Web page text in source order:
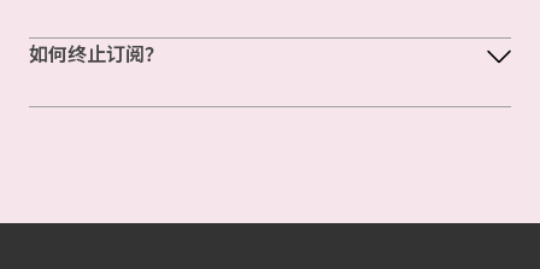
如何终止订阅？